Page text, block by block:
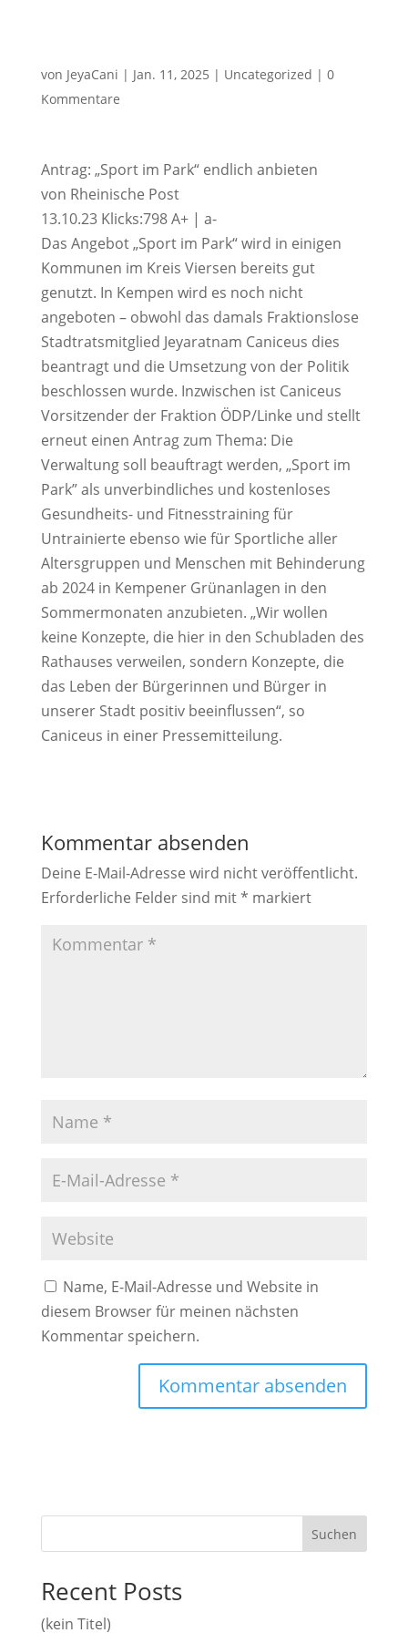
von JeyaCani | Jan. 11, 2025 | Uncategorized | 0
Kommentare
Antrag: „Sport im Park“ endlich anbieten
von Rheinische Post
13.10.23 Klicks:798 A+ | a-
Das Angebot „Sport im Park“ wird in einigen
Kommunen im Kreis Viersen bereits gut
genutzt. In Kempen wird es noch nicht
angeboten – obwohl das damals Fraktionslose
Stadtratsmitglied Jeyaratnam Caniceus dies
beantragt und die Umsetzung von der Politik
beschlossen wurde. Inzwischen ist Caniceus
Vorsitzender der Fraktion ÖDP/Linke und stellt
erneut einen Antrag zum Thema: Die
Verwaltung soll beauftragt werden, „Sport im
Park” als unverbindliches und kostenloses
Gesundheits- und Fitnesstraining für
Untrainierte ebenso wie für Sportliche aller
Altersgruppen und Menschen mit Behinderung
ab 2024 in Kempener Grünanlagen in den
Sommermonaten anzubieten. „Wir wollen
keine Konzepte, die hier in den Schubladen des
Rathauses verweilen, sondern Konzepte, die
das Leben der Bürgerinnen und Bürger in
unserer Stadt positiv beeinflussen“, so
Caniceus in einer Pressemitteilung.
Kommentar absenden
Deine E-Mail-Adresse wird nicht veröffentlicht.
Erforderliche Felder sind mit* markiert
Name, E-Mail-Adresse und Website in
diesem Browser für meinen nächsten
Kommentar speichern.
Suchen
Recent Posts
(kein Titel)